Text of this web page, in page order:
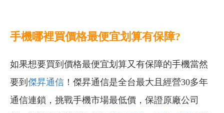
手機哪裡買價格最便宜划算有保障?
如果想要買到價格最便宜划算又有保障的手機當然
要到 傑昇通信 ！傑昇通信是全台最大且經營30多年
通信連鎖，挑戰手機市場最低價，保證原廠公司